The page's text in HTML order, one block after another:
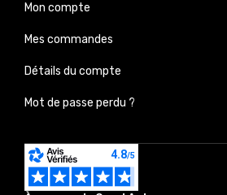
Mon compte
Mes commandes
Détails du compte
Mot de passe perdu ?